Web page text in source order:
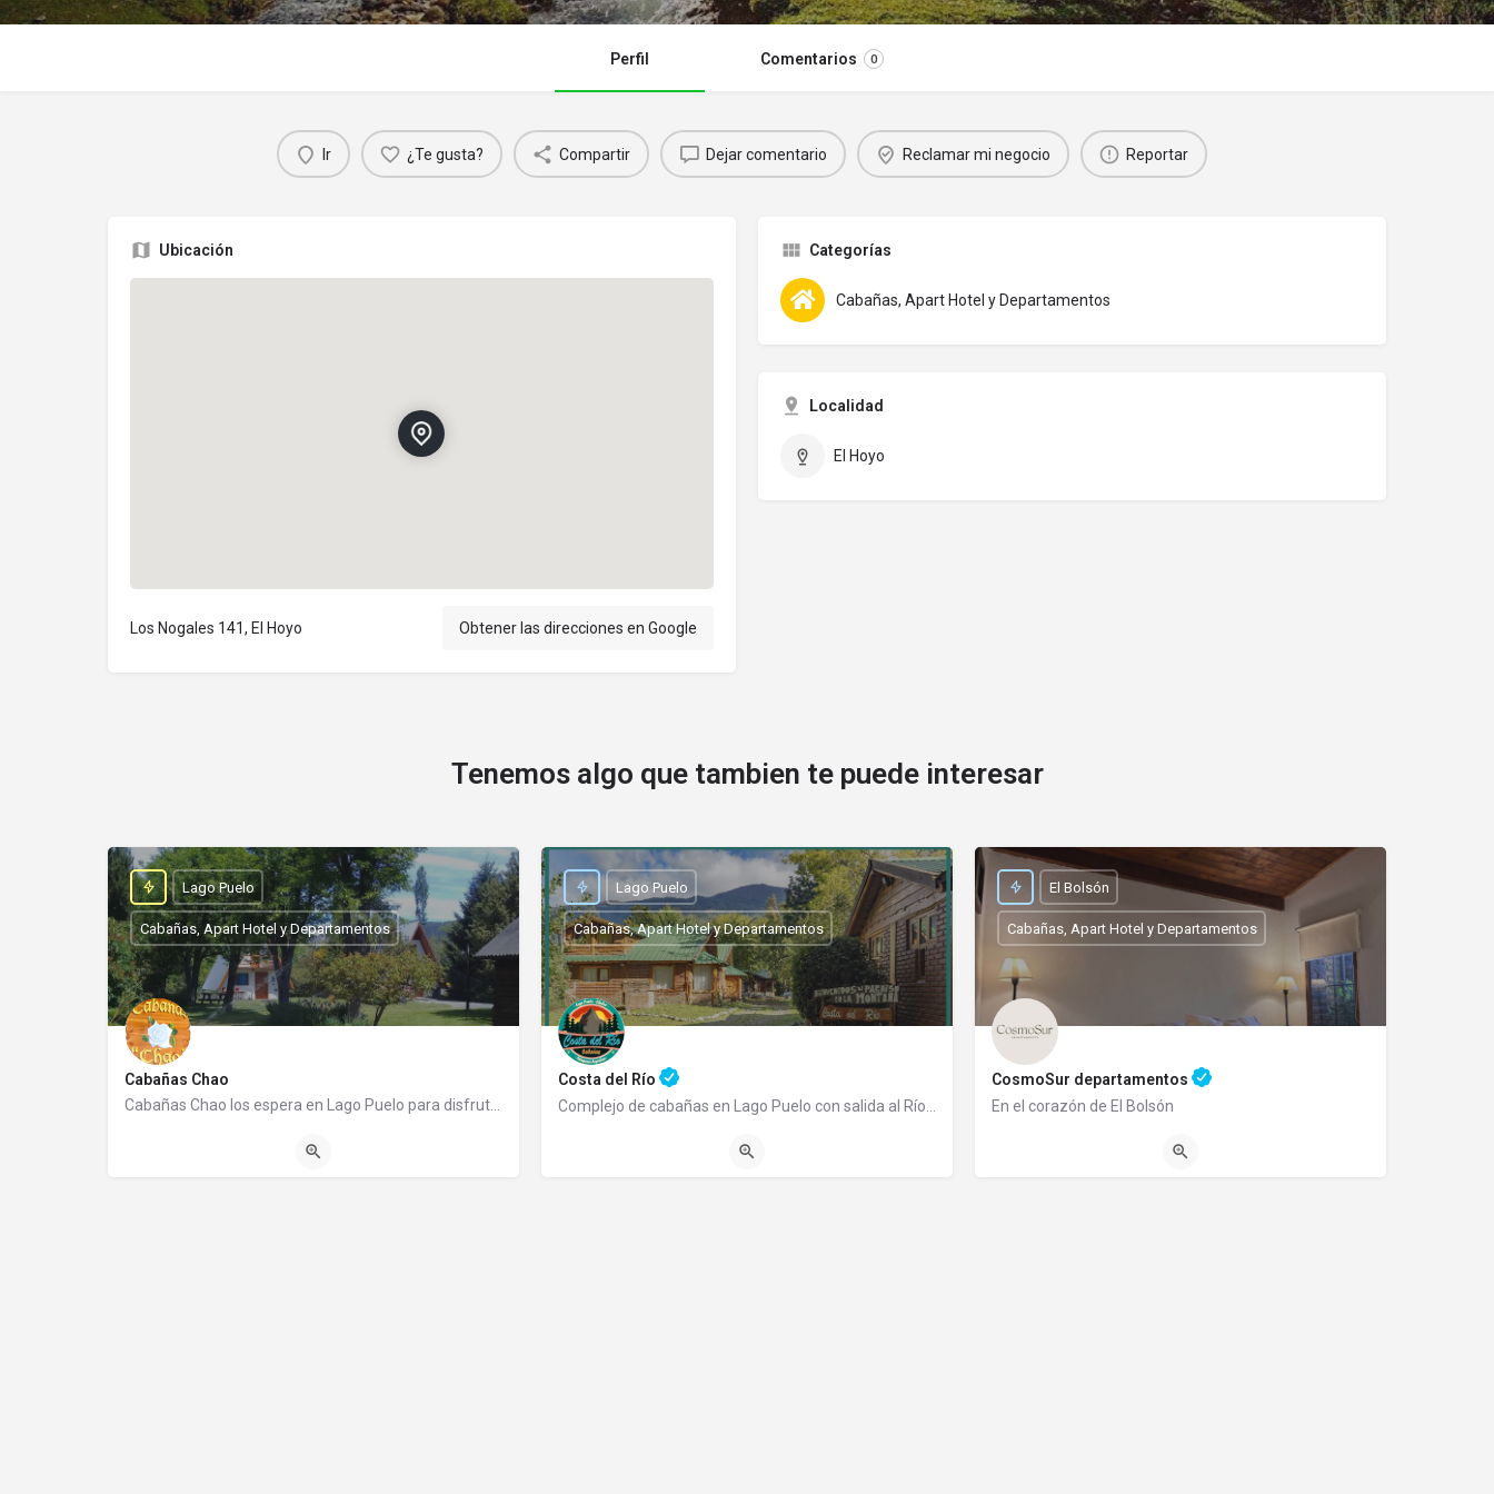
Perfil Comentarios 0
Ir ¿Te gusta? Compartir Dejar comentario Reclamar mi negocio Reportar
Ubicación
Los Nogales 141, El Hoyo Obtener las direcciones en Google
Categorías
Cabañas, Apart Hotel y Departamentos
Localidad
El Hoyo
Tenemos algo que tambien te puede interesar
Cabañas Chao
Cabañas Chao los espera en Lago Puelo para disfrutar de una cálida estadía. Es un emprendimiento familiar…
Lago Puelo
Cabañas, Apart Hotel y Departamentos
Costa del Río
Complejo de cabañas en Lago Puelo con salida al Río Azul Somos un complejo de cabañas totalmente…
Lago Puelo
Cabañas, Apart Hotel y Departamentos
CosmoSur departamentos
En el corazón de El Bolsón
El Bolsón
Cabañas, Apart Hotel y Departamentos